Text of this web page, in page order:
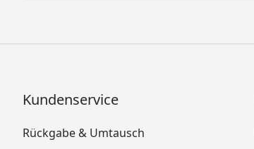
Kundenservice
Rückgabe & Umtausch